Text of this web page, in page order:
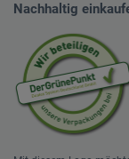
Nachhaltig